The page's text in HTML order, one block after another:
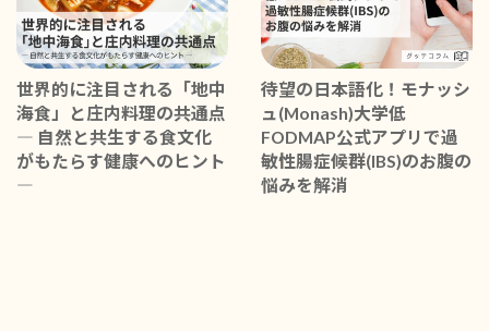
世界的に注目される「地中
海食」と庄内料理の共通点
― 自然と共生する食文化
がもたらす健康へのヒント
―
待望の日本語化！モナッシ
ュ(Monash)大学低
FODMAP公式アプリで過
敏性腸症候群(IBS)のお腹の
悩みを解消